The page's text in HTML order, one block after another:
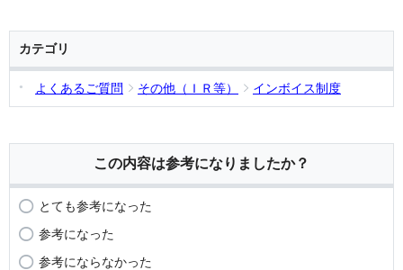
カテゴリ
よくあるご質問 その他（ＩＲ等） インボイス制度
この内容は参考になりましたか？
とても参考になった
参考になった
参考にならなかった